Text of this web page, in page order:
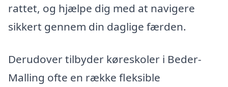
rattet, og hjælpe dig med at navigere
sikkert gennem din daglige færden.
Derudover tilbyder køreskoler i Beder-
Malling ofte en række fleksible